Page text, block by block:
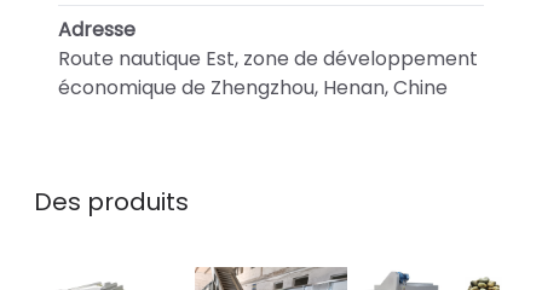
Adresse
Route nautique Est, zone de développement
économique de Zhengzhou, Henan, Chine
Des produits